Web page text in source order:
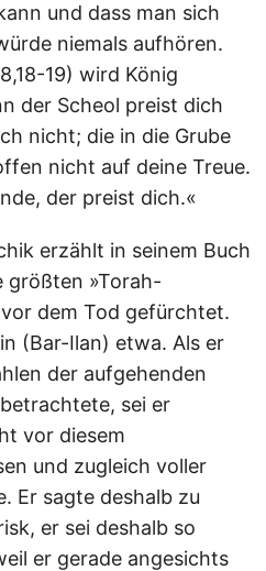
und dass man sich
niemals aufhören.
19) wird König
der Scheol preist dich
nicht; die in die Grube
nicht auf deine Treue.
der preist dich.«
erzählt in seinem Buch
größten »Torah-
dem Tod gefürchtet.
(Bar-Ilan) etwa. Als er
der aufgehenden
sei er
vor diesem
und zugleich voller
Er sagte deshalb zu
er sei deshalb so
er gerade angesichts